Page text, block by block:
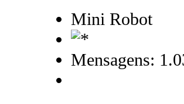
Mini Robot
Mensagens: